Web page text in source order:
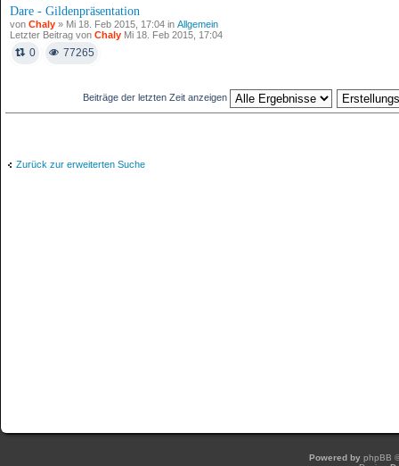
Dare - Gildenpräsentation
von Chaly » Mi 18. Feb 2015, 17:04 in Allgemein
Letzter Beitrag von Chaly Mi 18. Feb 2015, 17:04
0 77265
Beiträge der letzten Zeit anzeigen
Zurück zur erweiterten Suche
Powered by phpBB